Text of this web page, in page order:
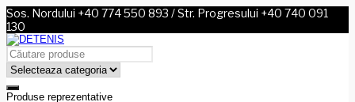
Sos. Nordului +40 774 550 893 / Str. Progresului +40 740 091
130
Produse reprezentative